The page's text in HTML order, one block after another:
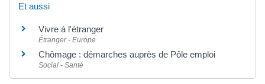
Et aussi
Vivre à l'étranger
Étranger - Europe
Chômage : démarches auprès de Pôle emploi
Social - Santé